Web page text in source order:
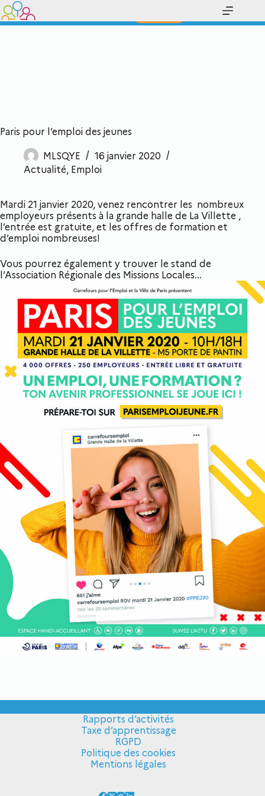
Prenez la bonne direction !
Paris pour l’emploi des jeunes
MLSQYE
16 janvier 2020
Actualité, Emploi
Mardi 21 janvier 2020, venez rencontrer les nombreux
employeurs présents à la grande halle de La Villette ,
l’entrée est gratuite, et les offres de formation et
d’emploi nombreuses!
Vous pourrez également y trouver le stand de
l’Association Régionale des Missions Locales…
Rapports d’activités
Taxe d’apprentissage
RGPD
Politique des cookies
Mentions légales